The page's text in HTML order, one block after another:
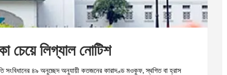
চেয়ে লিগ্যাল নোটিশ
সংবিধানের ৪৯ অনুচ্ছেদ অনুযায়ী কতজনের কারাদণ্ড মওকুফ, স্থগিত বা হ্রাস